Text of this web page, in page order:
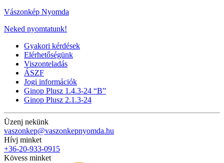
Vászonkép Nyomda
Neked nyomtatunk!
Gyakori kérdések
Elérhetőségünk
Viszonteladás
ÁSZF
Jogi információk
Ginop Plusz 1.4.3-24 “B”
Ginop Plusz 2.1.3-24
Üzenj nekünk
vaszonkep@vaszonkepnyomda.hu
Hívj minket
+36-20-933-0915
Kövess minket